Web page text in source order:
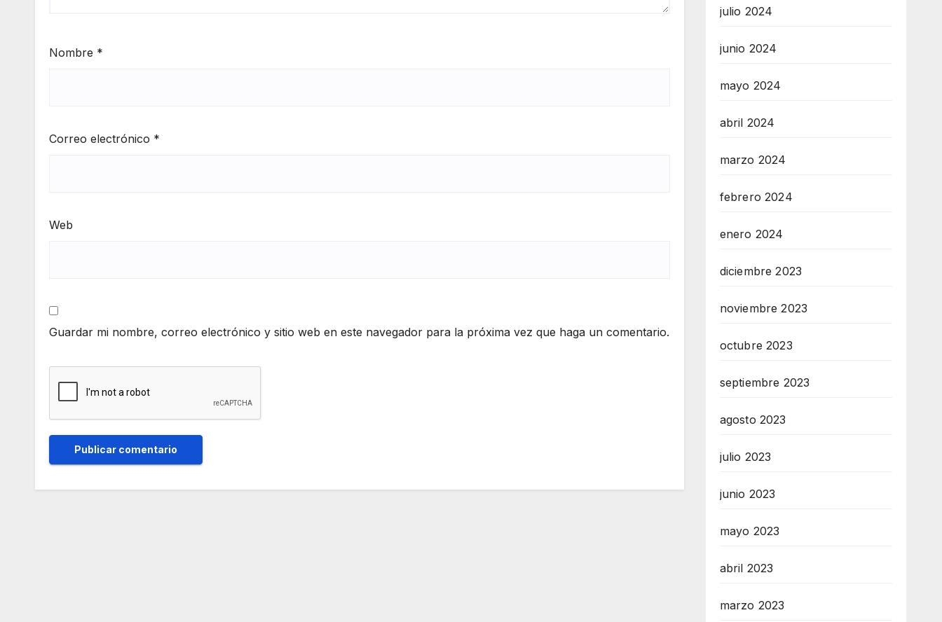
Nombre *
Correo electrónico *
Web
Guardar mi nombre, correo electrónico y sitio web en este navegador para la próxima vez que haga un comentario.
julio 2024
junio 2024
mayo 2024
abril 2024
marzo 2024
febrero 2024
enero 2024
diciembre 2023
noviembre 2023
octubre 2023
septiembre 2023
agosto 2023
julio 2023
junio 2023
mayo 2023
abril 2023
marzo 2023